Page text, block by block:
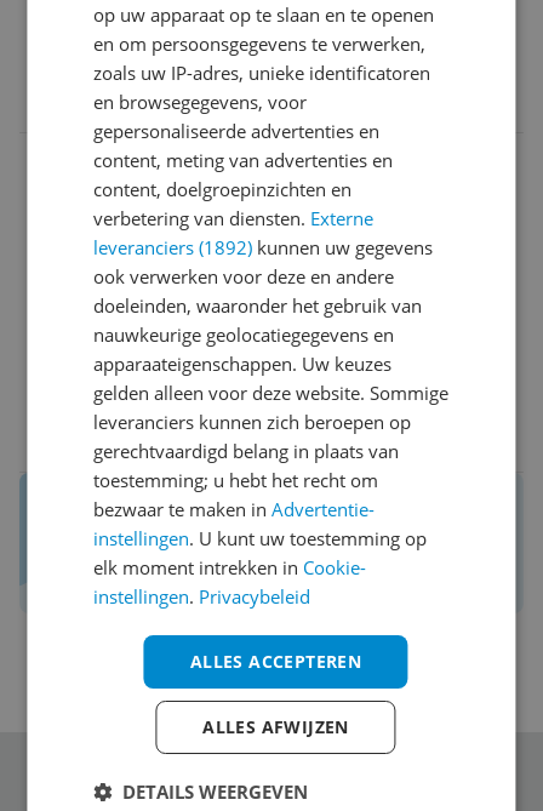
Ja, ik beveel dit product aan
0 reactiesReageer
a*************@l******16-11-
2022
Algemene
Reviewscore 10.0
Een geweldige telefoon. Mooi groot scherm, kleuren
zijn mooi.
Niet al te zwaar .
0 reactiesReageer
Reviews van echte kopers.
Daar maak je een betere keuze mee!
Schrijf een review over Kieskeurig.nl
Schrijf je in voor onze nieuwsbrief
op uw apparaat op te slaan en te openen
en om persoonsgegevens te verwerken,
zoals uw IP-adres, unieke identificatoren
en browsegegevens, voor
gepersonaliseerde advertenties en
content, meting van advertenties en
content, doelgroepinzichten en
verbetering van diensten. Externe
leveranciers (1892) kunnen uw gegevens
ook verwerken voor deze en andere
doeleinden, waaronder het gebruik van
nauwkeurige geolocatiegegevens en
apparaateigenschappen. Uw keuzes
gelden alleen voor deze website. Sommige
leveranciers kunnen zich beroepen op
gerechtvaardigd belang in plaats van
toestemming; u hebt het recht om
bezwaar te maken inAdvertentie-
instellingen. U kunt uw toestemming op
elk moment intrekken in Cookie-
instellingen. Privacybeleid
ALLES ACCEPTEREN
ALLES AFWIJZEN
DETAILS WEERGEVEN